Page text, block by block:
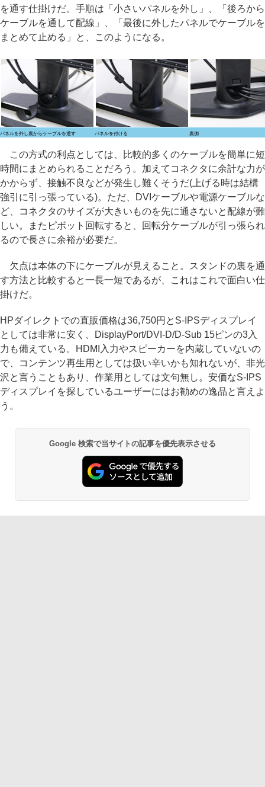
を通す仕掛けだ。手順は「小さいパネルを外し」、「後ろから
ケーブルを通して配線」、「最後に外したパネルでケーブルを
まとめて止める」と、このようになる。
パネルを外し裏からケーブルを通す パネルを付ける 裏側
この方式の利点としては、比較的多くのケーブルを簡単に短
時間にまとめられることだろう。加えてコネクタに余計な力が
かからず、接触不良などが発生し難くそうだ(上げる時は結構
強引に引っ張っている)。ただ、DVIケーブルや電源ケーブルな
ど、コネクタのサイズが大きいものを先に通さないと配線が難
しい。またピボット回転すると、回転分ケーブルが引っ張られ
るので長さに余裕が必要だ。
欠点は本体の下にケーブルが見えること。スタンドの裏を通
す方法と比較すると一長一短であるが、これはこれで面白い仕
掛けだ。
HPダイレクトでの直販価格は36,750円とS-IPSディスプレイ
としては非常に安く、DisplayPort/DVI-D/D-Sub 15ピンの3入
力も備えている。HDMI入力やスピーカーを内蔵していないの
で、コンテンツ再生用としては扱い辛いかも知れないが、非光
沢と言うこともあり、作業用としては文句無し。安価なS-IPS
ディスプレイを探しているユーザーにはお勧めの逸品と言えよ
う。
Google 検索で当サイトの記事を優先表示させる